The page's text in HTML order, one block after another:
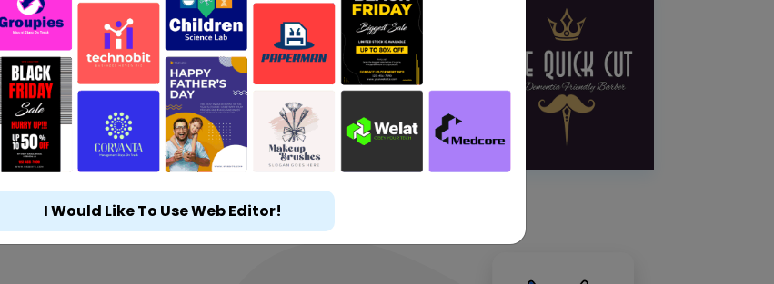
I Would Like To Use Web Editor!